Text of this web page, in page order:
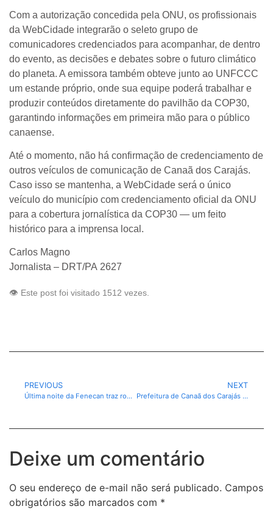
Com a autorização concedida pela ONU, os profissionais
da WebCidade integrarão o seleto grupo de
comunicadores credenciados para acompanhar, de dentro
do evento, as decisões e debates sobre o futuro climático
do planeta. A emissora também obteve junto ao UNFCCC
um estande próprio, onde sua equipe poderá trabalhar e
produzir conteúdos diretamente do pavilhão da COP30,
garantindo informações em primeira mão para o público
canaense.
Até o momento, não há confirmação de credenciamento de
outros veículos de comunicação de Canaã dos Carajás.
Caso isso se mantenha, a WebCidade será o único
veículo do município com credenciamento oficial da ONU
para a cobertura jornalística da COP30 — um feito
histórico para a imprensa local.
Carlos Magno
Jornalista – DRT/PA 2627
👁️ Este post foi visitado 1512 vezes.
PREVIOUS
Última noite da Fenecan traz roda de conversa sobre o poder da comunicação e da imagem nos negócios
NEXT
Prefeitura de Canaã dos Carajás contrata Aline Brasil para o show do Círio 2025
Deixe um comentário
O seu endereço de e-mail não será publicado. Campos
obrigatórios são marcados com *